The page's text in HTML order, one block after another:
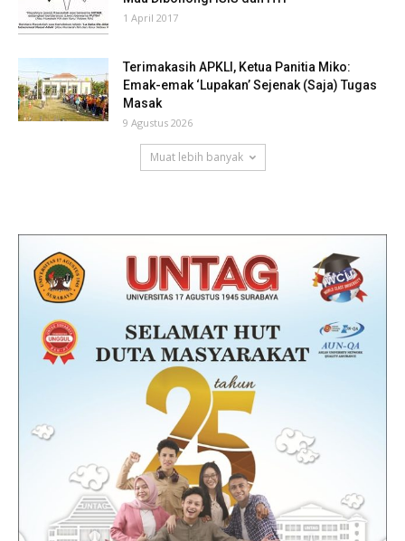
1 April 2017
Terimakasih APKLI, Ketua Panitia Miko:
Emak-emak ‘Lupakan’ Sejenak (Saja) Tugas
Masak
9 Agustus 2026
Muat lebih banyak